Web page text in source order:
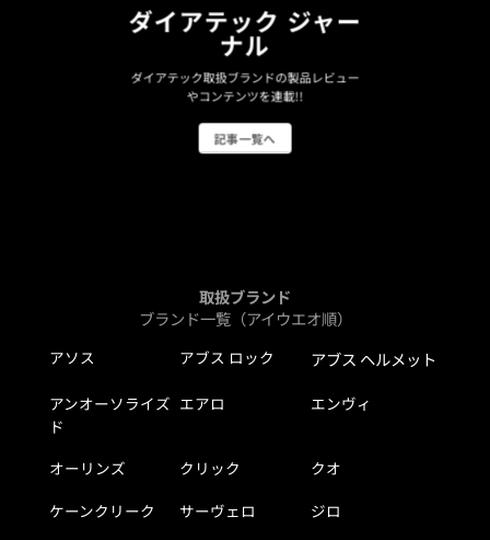
ダイアテック ジャー
ナル
ダイアテック取扱ブランドの製品レビュー
やコンテンツを連載!!
記事一覧へ
取扱ブランド
ブランド一覧（アイウエオ順）
アソス アブス ロック アブス ヘルメット
アンオーソライズ
ド
エアロ エンヴィ
オーリンズ クリック
クオ
ケーンクリーク
サーヴェロ
ジロ